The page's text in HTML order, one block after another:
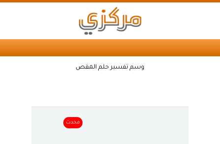
وسم تفسير حلم المقص
محدث